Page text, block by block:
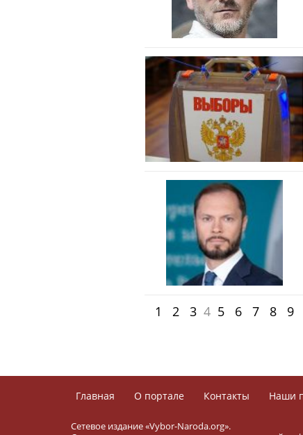
1 2 3 4 5 6 7 8 9
Главная О портале Контакты Наши
Сетевое издание «Vybor-Naroda.org».